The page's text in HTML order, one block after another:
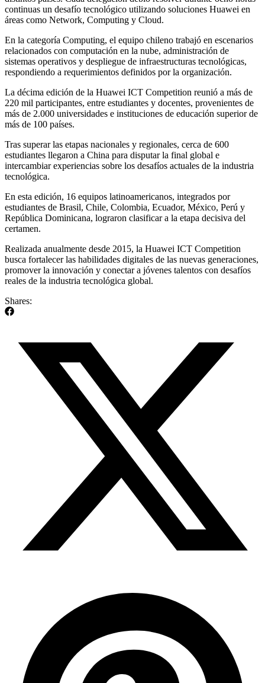
continuas un desafío tecnológico utilizando soluciones Huawei en
áreas como Network, Computing y Cloud.
En la categoría Computing, el equipo chileno trabajó en escenarios
relacionados con computación en la nube, administración de
sistemas operativos y despliegue de infraestructuras tecnológicas,
respondiendo a requerimientos definidos por la organización.
La décima edición de la Huawei ICT Competition reunió a más de
220 mil participantes, entre estudiantes y docentes, provenientes de
más de 2.000 universidades e instituciones de educación superior de
más de 100 países.
Tras superar las etapas nacionales y regionales, cerca de 600
estudiantes llegaron a China para disputar la final global e
intercambiar experiencias sobre los desafíos actuales de la industria
tecnológica.
En esta edición, 16 equipos latinoamericanos, integrados por
estudiantes de Brasil, Chile, Colombia, Ecuador, México, Perú y
República Dominicana, lograron clasificar a la etapa decisiva del
certamen.
Realizada anualmente desde 2015, la Huawei ICT Competition
busca fortalecer las habilidades digitales de las nuevas generaciones,
promover la innovación y conectar a jóvenes talentos con desafíos
reales de la industria tecnológica global.
Shares: